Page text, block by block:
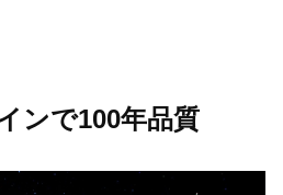
ンで100年品質